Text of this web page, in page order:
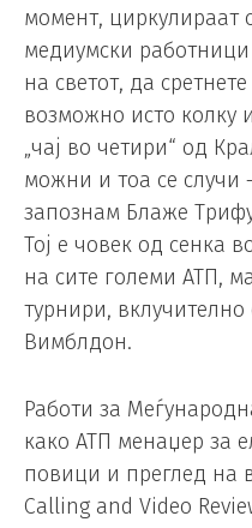
момент, циркулираат
медиумски
на светот, да
возможно исто колку
„чај во четири“ од
можни и тоа се случи
запознам Блаже
Тој е човек од сенка
на сите големи АТП,
турнири,
Вимблдон.
Работи за
како АТП менаџер за
повици и преглед на
Calling and Video